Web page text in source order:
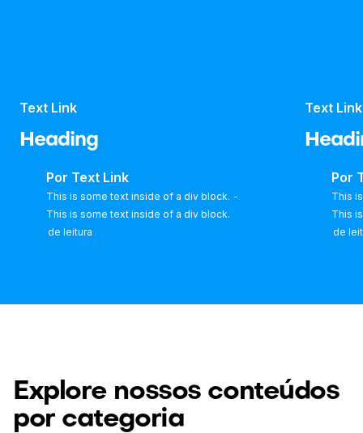
Text Link
Heading
Por Text Link
This is some text inside of a div block. -
This is some text inside of a div block.
de leitura
Text Link
Por
This
This
de
Explore nossos conteúdos
por categoria